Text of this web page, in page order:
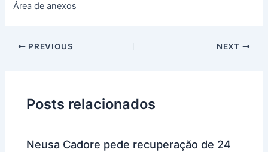
Área de anexos
PREVIOUS NEXT
Posts relacionados
Neusa Cadore pede recuperação de 24